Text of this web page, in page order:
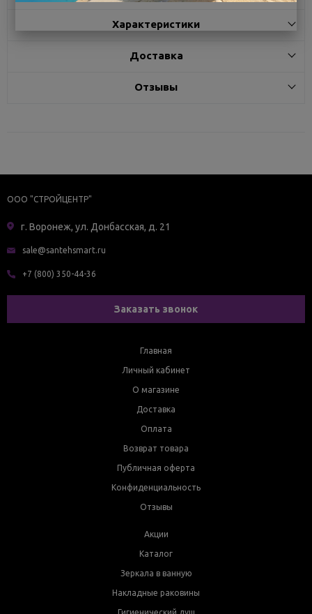
Характеристики
Доставка
Отзывы
ООО "СТРОЙЦЕНТР"
г. Воронеж, ул. Донбасская, д. 21
sale@santehsmart.ru
+7 (800) 350-44-36
Заказать звонок
Главная
Личный кабинет
О магазине
Доставка
Оплата
Возврат товара
Публичная оферта
Конфиденциальность
Отзывы
Акции
Каталог
Зеркала в ванную
Накладные раковины